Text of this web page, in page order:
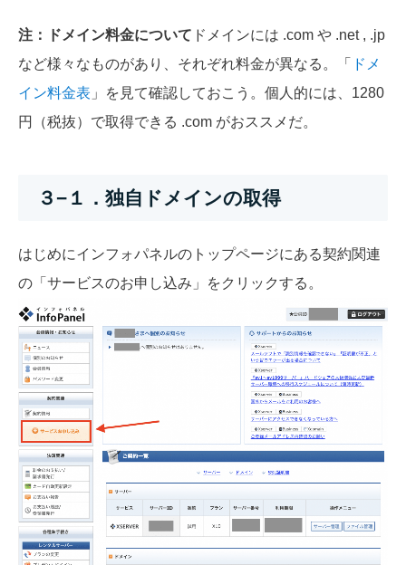
注：ドメイン料金について ドメインには .com や .net , .jp
など様々なものがあり、それぞれ料金が異なる。「
ドメ
イン料金表 」を見て確認しておこう。個人的には、1280
円（税抜）で取得できる .com がおススメだ。
３−１．独自ドメインの取得
はじめにインフォパネルのトップページにある契約関連
の「サービスのお申し込み」をクリックする。